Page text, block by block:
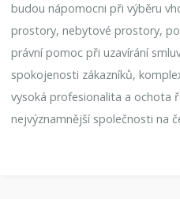
budou nápomocni při výběru
prostory, nebytové prostory,
právní pomoc při uzavírání
spokojenosti zákazníků,
vysoká profesionalita a ochota
nejvýznamnější společnosti na